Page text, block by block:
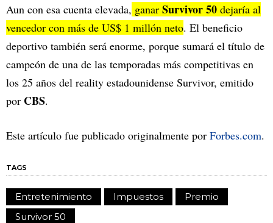
Aun con esa cuenta elevada, ganar Survivor 50 dejaría al
vencedor con más de US$ 1 millón neto. El beneficio
deportivo también será enorme, porque sumará el título de
campeón de una de las temporadas más competitivas en
los 25 años del reality estadounidense Survivor, emitido
por CBS.
Este artículo fue publicado originalmente por Forbes.com.
TAGS
Entretenimiento Impuestos
Premio
Survivor 50